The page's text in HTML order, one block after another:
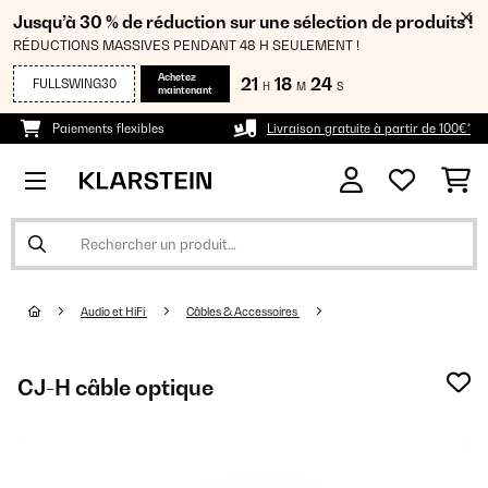
Jusqu’à 30 % de réduction sur une sélection de produits !
RÉDUCTIONS MASSIVES PENDANT 48 H SEULEMENT !
FULLSWING30
Achetez
maintenant
21 H 18 M 22 S
Paiements flexibles Livraison gratuite à partir de 100€*
Audio et HiFi Câbles & Accessoires
CJ-H câble optique